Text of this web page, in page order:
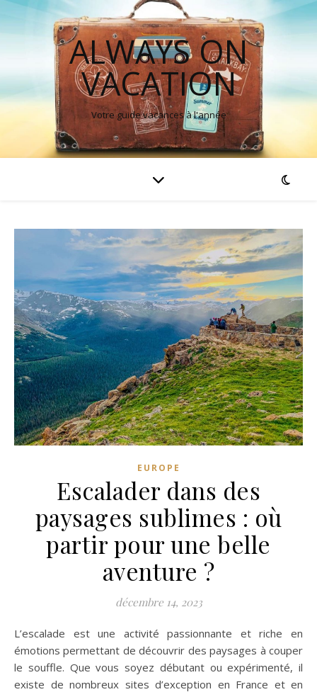
ALWAYS ON
VACATION
Votre guide vacances à l'année
EUROPE
Escalader dans des
paysages sublimes : où
partir pour une belle
aventure ?
décembre 14, 2023
L’escalade est une activité passionnante et riche en
émotions permettant de découvrir des paysages à couper
le souffle. Que vous soyez débutant ou expérimenté, il
existe de nombreux sites d’exception en France et en